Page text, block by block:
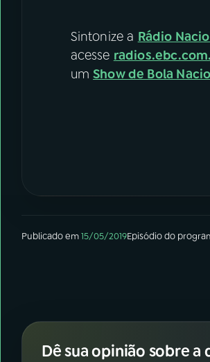
Sintonize a Rádio
acesse
umShow de Bola
Publicado em15/05/2019Episódiodo
Dê sua opinião sobre